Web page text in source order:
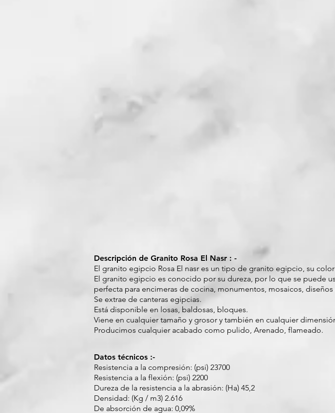
Descripción de Granito Rosa El Nasr : -
El granito egipcio Rosa El nasr es un tipo de granito egipcio, su color
El granito egipcio es conocido por su dureza, por lo que se puede
perfecta para encimeras de cocina, monumentos, mosaicos,
Se extrae de canteras egipcias.
Está disponible en losas, baldosas, bloques.
Viene en cualquier tamaño y grosor y también en cualquier
Producimos cualquier acabado como pulido, Arenado, flameado.
Datos técnicos :-
Resistencia a la compresión: (psi) 23700
Resistencia a la flexión: (psi) 2200
Dureza de la resistencia a la abrasión: (Ha) 45,2
Densidad: (Kg / m3) 2.616
De absorción de agua: 0,09%